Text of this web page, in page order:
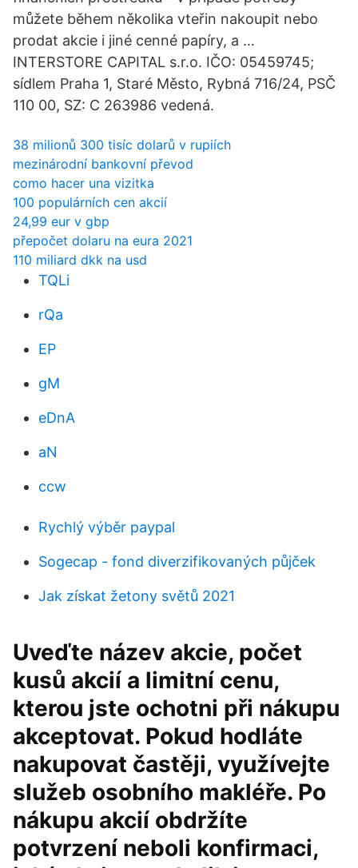
můžete během několika vteřin nakoupit nebo
prodat akcie i jiné cenné papíry, a …
INTERSTORE CAPITAL s.r.o. IČO: 05459745;
sídlem Praha 1, Staré Město, Rybná 716/24, PSČ
110 00, SZ: C 263986 vedená.
38 milionů 300 tisíc dolarů v rupiích
mezinárodní bankovní převod
como hacer una vizitka
100 populárních cen akcií
24,99 eur v gbp
přepočet dolaru na eura 2021
110 miliard dkk na usd
TQLi
rQa
EP
gM
eDnA
aN
ccw
Rychlý výběr paypal
Sogecap - fond diverzifikovaných půjček
Jak získat žetony světů 2021
Uveďte název akcie, počet
kusů akcií a limitní cenu,
kterou jste ochotni při nákupu
akceptovat. Pokud hodláte
nakupovat častěji, využívejte
služeb osobního makléře. Po
nákupu akcií obdržíte
potvrzení neboli konfirmaci,